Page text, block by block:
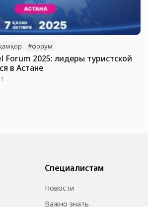
#форум
Forum 2025: лидеры туристской
в Астане
Специалистам
Новости
Важно знать